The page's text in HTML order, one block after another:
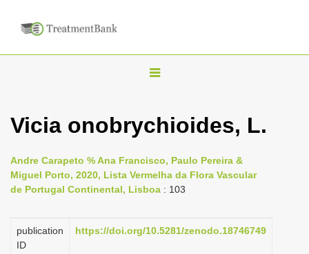
T
g
n
v
Vicia onobrychioides, L.
Andre Carapeto % Ana Francisco, Paulo Pereira &
Miguel Porto, 2020, Lista Vermelha da Flora Vascular
de Portugal Continental, Lisboa : 103
publication
ID
https://doi.org/10.5281/zenodo.18746749